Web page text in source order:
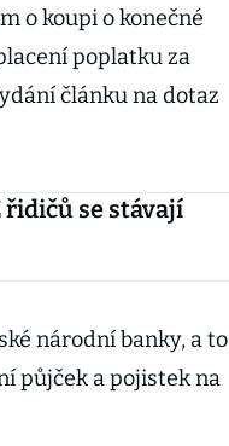
o koupi o konečné
poplatku za
článku na dotaz
se stávají
národní banky, a to
půjček a pojistek na